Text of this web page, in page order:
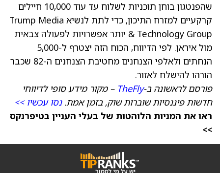
שהפנטגון בוחן תוכניות לשלוח עד עוד 10,000 חיילים
קרקעיים למזרח התיכון, כדי לתת לנשיא Trump Media
& Technology Group יותר אפשרויות לפעולה צבאית
מול איראן. לפי הדיווח, הכוח הזה יצטרף ל-5,000
הנחתים ולאלפי הצנחנים מחטיבת הצנחנים ה-82 שכבר
הורהו להישלח לאזור.
פורסם לראשונה ב-TheFly – מקור מידע סופי לדיווחי
חדשות פיננסיות שוברות שוק, בזמן אמת.נסו עכשיו >>
ראו את המניות הלוהטות של בעלי העניין בטיפרנקס
>>